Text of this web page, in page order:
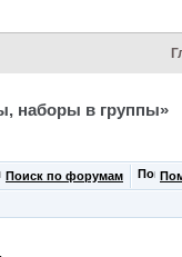
наборы в группы»
Поиск по форумам